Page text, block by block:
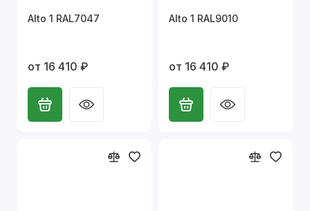
Alto 1 RAL7047
от 16 410 ₽
Alto 1 RAL9010
от 16 410 ₽